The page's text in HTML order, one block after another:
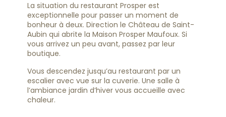
La situation du restaurant Prosper est
exceptionnelle pour passer un moment de
bonheur à deux. Direction le Château de Saint-
Aubin qui abrite la Maison Prosper Maufoux. Si
vous arrivez un peu avant, passez par leur
boutique.
Vous descendez jusqu’au restaurant par un
escalier avec vue sur la cuverie. Une salle à
l’ambiance jardin d’hiver vous accueille avec
chaleur.